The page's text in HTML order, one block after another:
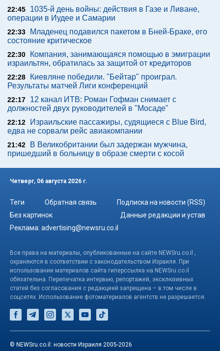
22:45
1035-й день войны: действия в Газе и Ливане,
операции в Иудее и Самарии
22:33
Младенец подавился пакетом в Бней-Браке, его
состояние критическое
22:30
Компания, занимающаяся помощью в эмиграции
израильтян, обратилась за защитой от кредиторов
22:28
Киевляне победили. "Бейтар" проиграл.
Результаты матчей Лиги конференций
22:17
12 канал ИТВ: Роман Гофман снимает с
должностей двух руководителей в "Мосаде"
22:12
Израильские пассажиры, судящиеся с Blue Bird,
едва не сорвали рейс авиакомпании
21:42
В Великобритании был задержан мужчина,
пришедший в больницу в образе смерти с косой
Четверг, 06 августа 2026 г.
Теги Обратная связь
Подписка на новости (RSS)
Без картинок
Данные редакции и устав
Реклама: advertising@newsru.co.il
Все права на материалы, опубликованные на сайте NEWSru.co.il ,
охраняются в соответствии с законодательством Израиля. При
использовании материалов сайта гиперссылка на NEWSru.co.il
обязательна. Перепечатка интервью, репортажей, эксклюзивных
статей без согласования с редакцией запрещена – в том числе в
соцсетях. Использование фотоматериалов агентств не разрешается.
© NEWSru.co.il: новости Израиля 2005-2026